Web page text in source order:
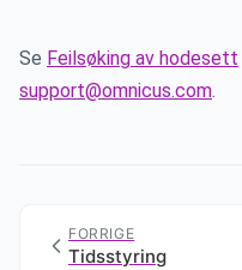
Se Feilsøking av hodesett
support@omnicus.com.
FORRIGE
Tidsstyring